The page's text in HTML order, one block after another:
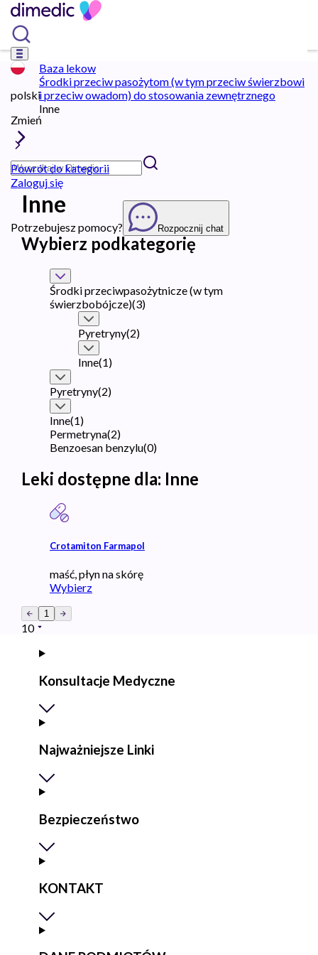
polski
Zmień
Zaloguj się
Potrzebujesz pomocy? Rozpocznij chat
Baza lekow
Środki przeciw pasożytom (w tym przeciw świerzbowi
i przeciw owadom) do stosowania zewnętrznego
Inne
Powrót do kategorii
Inne
Wybierz podkategorię
Środki przeciwpasożytnicze (w tym
świerzbobójcze)(3)
Pyretryny(2)
Inne(1)
Pyretryny(2)
Inne(1)
Permetryna(2)
Benzoesan benzylu(0)
Leki dostępne dla: Inne
Crotamiton Farmapol
maść, płyn na skórę
Wybierz
1
10
Konsultacje Medyczne
Najważniejsze Linki
Bezpieczeństwo
KONTAKT